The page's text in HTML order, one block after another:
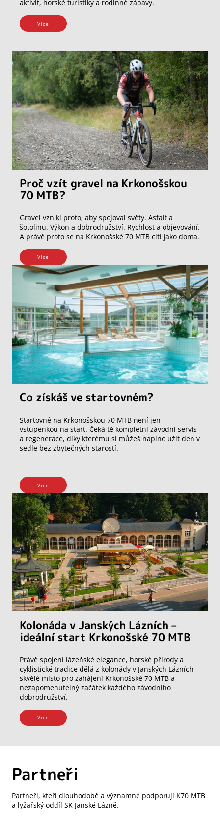
aktivit, horské turistiky a rodinné zábavy.
Vice
Proč vzít gravel na Krkonošskou
70 MTB?
Gravel vznikl proto, aby spojoval světy. Asfalt a
šotolinu. Výkon a dobrodružství. Rychlost a objevování.
A právě proto se na Krkonošské 70 MTB cítí jako doma.
Vice
Co získáš ve startovném?
Startovné na Krkonošskou 70 MTB není jen
vstupenkou na start. Čeká tě kompletní závodní servis
a regenerace, díky kterému si můžeš naplno užít den v
sedle bez zbytečných starostí.
Vice
Kolonáda v Janských Lázních –
ideální start Krkonošské 70 MTB
Právě spojení lázeňské elegance, horské přírody a
cyklistické tradice dělá z kolonády v Janských Lázních
skvělé místo pro zahájení Krkonošské 70 MTB a
nezapomenutelný začátek každého závodního
dobrodružství.
Vice
Partneři
Partneři, kteří dlouhodobě a významně podporují K70 MTB
a lyžařský oddíl SK Janské Lázně.